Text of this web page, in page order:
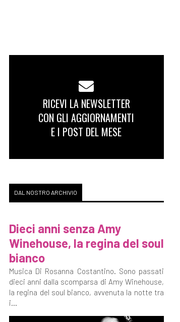
RICEVI LA NEWSLETTER
CON GLI AGGIORNAMENTI
E I POST DEL MESE
DAL NOSTRO ARCHIVIO
Dieci anni senza Amy
Winehouse, la regina del soul
bianco
Musica Di Rosanna Costantino. Sono passati
dieci anni dalla scomparsa di Amy Winehouse,
la regina del soul bianco, avvenuta la notte tra
i...